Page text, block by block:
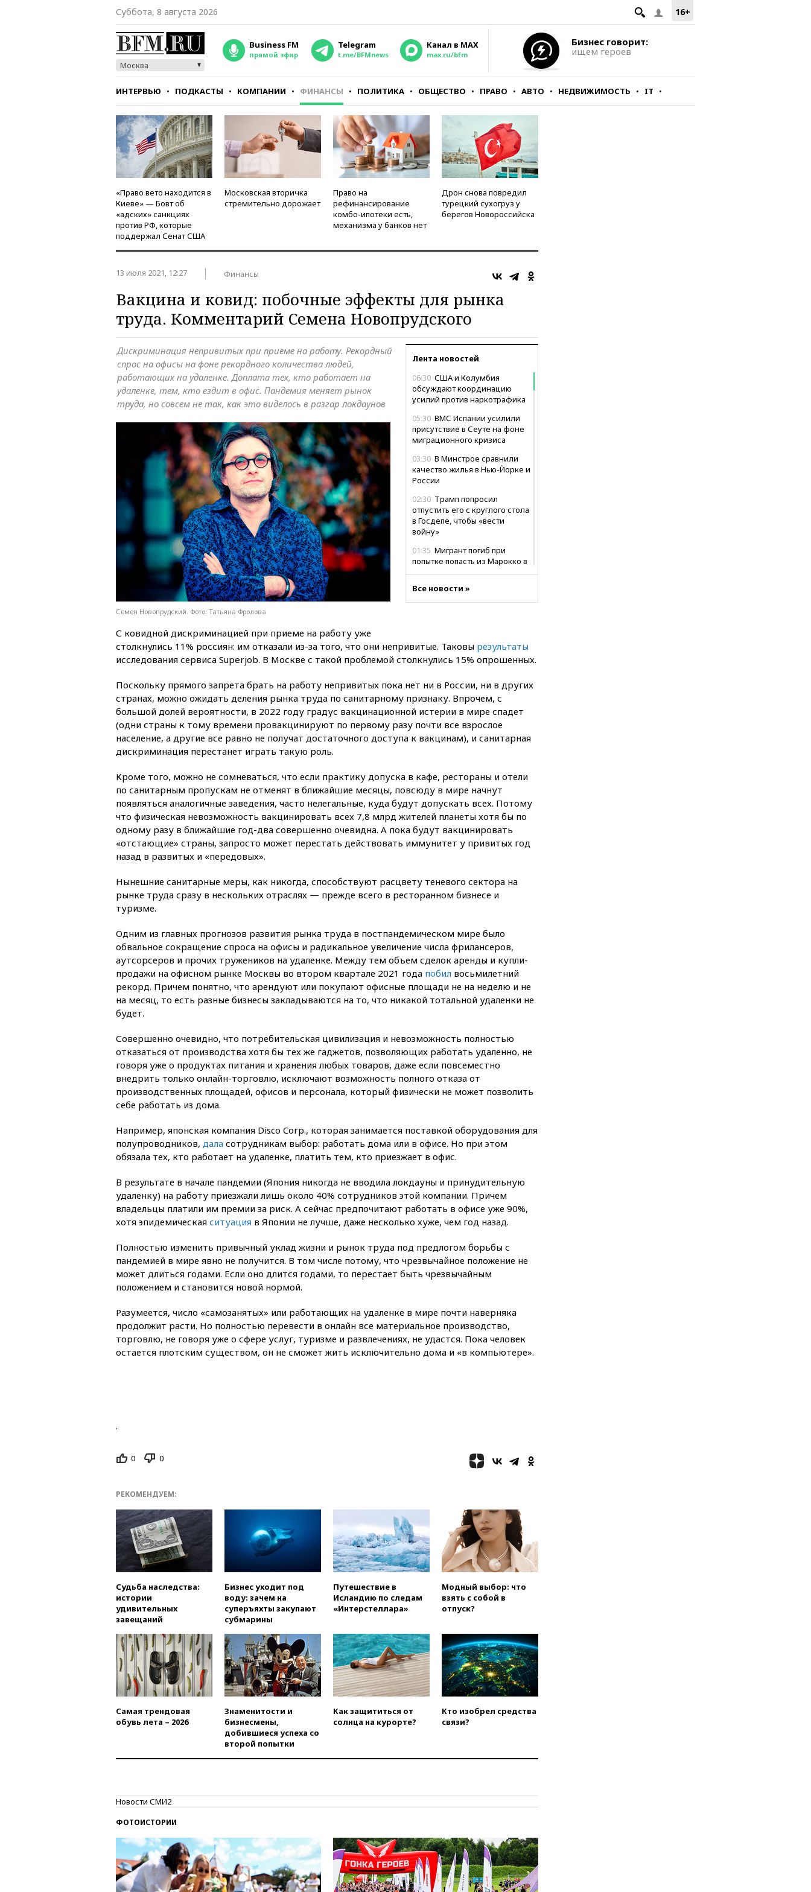
16+
Суббота, 8 августа 2026
Москва
Business FM
прямой эфир
Telegram
t.me/BFMnews
Канал в MAX
max.ru/bfm
Бизнес говорит:
ищем героев
ИНТЕРВЬЮ ПОДКАСТЫ КОМПАНИИ ФИНАНСЫ ПОЛИТИКА ОБЩЕСТВО ПРАВО АВТО НЕДВИЖИМОСТЬ IT
СТИЛЬ ТЕСТЫ
«Право вето находится в
Киеве» — Бовт об
«адских» санкциях
против РФ, которые
поддержал Сенат США
Московская вторичка
стремительно дорожает
Право на
рефинансирование
комбо-ипотеки есть,
механизма у банков нет
Дрон снова повредил
турецкий сухогруз у
берегов Новороссийска
13 июля 2021, 12:27 Финансы
Вакцина и ковид: побочные эффекты для рынка
труда. Комментарий Семена Новопрудского
Лента новостей
06:30 США и Колумбия
обсуждают координацию
усилий против наркотрафика
05:30 ВМС Испании усилили
присутствие в Сеуте на фоне
миграционного кризиса
03:30 В Минстрое сравнили
качество жилья в Нью-Йорке и
России
02:30 Трамп попросил
отпустить его с круглого стола
в Госдепе, чтобы «вести
войну»
01:35 Мигрант погиб при
попытке попасть из Марокко в
00:30 FT: ЕС не готов принять в
блок Украину из-за уровня
объяснил экономическую
выгоду безвизового режима с
ЕС
вчера, 22:59 На башню
ресторана «Армения» в
Москве вернут утраченную
скульптуру балерины
Литовец
протаранил погранпункт при
вчера, 22:28Бессент
анонсировал скорое
соглашение о прекращении
огня США и Ирана
вчера, 22:15
получили ножевые ранения
при нападении в Чехии
РЛС для Белгородской
области
использовании Starlink для
атак вглубь РФ
вчера, 21:35
После пожара на
складе в Брянске возбудили
уголовное дело
Лидеры сборной
Хорватии
вчера, 21:15
Пентагон
опубликовал 16 новых видео с
НЛО
вчера, 20:53Швыдкой:
«Интервидение» точно
пройдет в 2026 году
вчера, 20:45ПВО за день
сбила еще 75 украинских
беспилотников над Россией
вчера, 20:35Велосипедист
Белгородской области
вчера, 20:30 Лидию Невзорову
заочно арестовали по делу о
вчера, 20:20Суд США
постановил остановить
строительство бального зала в
Белом доме
ISU предоставил
Зеленский
впервые совершил
официальный визит в Сербию
вчера, 19:19
Россиянка
погибла во Французских
вчера, 19:00Открытое
горение на складе в Брянске
вчера, 18:55Минобороны
отчиталось об ударах по двум
украинским сухогрузам в
Черном море
вчера, 18:47Школьники из РФ
чемпионами на олимпиаде по
ИИ
атаковал турецкий сухогруз у
году более чем на четверть
вчера, 17:55Мужчина получил
ранения при атаке дрона на
Белгородскую область
Все новости »
Дискриминация непривитых при приеме на работу. Рекордный
спрос на офисы на фоне рекордного количества людей,
работающих на удаленке. Доплата тех, кто работает на
удаленке, тем, кто ездит в офис. Пандемия меняет рынок
труда, но совсем не так, как это виделось в разгар локдаунов
Семен Новопрудский. Фото: Татьяна Фролова
С ковидной дискриминацией при приеме на работу уже
столкнулись 11% россиян: им отказали из-за того, что они непривитые. Таковы результаты
исследования сервиса Superjob. В Москве с такой проблемой столкнулись 15% опрошенных.
Поскольку прямого запрета брать на работу непривитых пока нет ни в России, ни в других
странах, можно ожидать деления рынка труда по санитарному признаку. Впрочем, с
большой долей вероятности, в 2022 году градус вакцинационной истерии в мире спадет
(одни страны к тому времени провакцинируют по первому разу почти все взрослое
население, а другие все равно не получат достаточного доступа к вакцинам), и санитарная
дискриминация перестанет играть такую роль.
Кроме того, можно не сомневаться, что если практику допуска в кафе, рестораны и отели
по санитарным пропускам не отменят в ближайшие месяцы, повсюду в мире начнут
появляться аналогичные заведения, часто нелегальные, куда будут допускать всех. Потому
что физическая невозможность вакцинировать всех 7,8 млрд жителей планеты хотя бы по
одному разу в ближайшие год-два совершенно очевидна. А пока будут вакцинировать
«отстающие» страны, запросто может перестать действовать иммунитет у привитых год
назад в развитых и «передовых».
Нынешние санитарные меры, как никогда, способствуют расцвету теневого сектора на
рынке труда сразу в нескольких отраслях — прежде всего в ресторанном бизнесе и
туризме.
Одним из главных прогнозов развития рынка труда в постпандемическом мире было
обвальное сокращение спроса на офисы и радикальное увеличение числа фрилансеров,
аутсорсеров и прочих тружеников на удаленке. Между тем объем сделок аренды и купли-
продажи на офисном рынке Москвы во втором квартале 2021 года побил восьмилетний
рекорд. Причем понятно, что арендуют или покупают офисные площади не на неделю и не
на месяц, то есть разные бизнесы закладываются на то, что никакой тотальной удаленки не
будет.
Совершенно очевидно, что потребительская цивилизация и невозможность полностью
отказаться от производства хотя бы тех же гаджетов, позволяющих работать удаленно, не
говоря уже о продуктах питания и хранения любых товаров, даже если повсеместно
внедрить только онлайн-торговлю, исключают возможность полного отказа от
производственных площадей, офисов и персонала, который физически не может позволить
себе работать из дома.
Например, японская компания Disco Corp., которая занимается поставкой оборудования для
полупроводников, дала сотрудникам выбор: работать дома или в офисе. Но при этом
обязала тех, кто работает на удаленке, платить тем, кто приезжает в офис.
В результате в начале пандемии (Япония никогда не вводила локдауны и принудительную
удаленку) на работу приезжали лишь около 40% сотрудников этой компании. Причем
владельцы платили им премии за риск. А сейчас предпочитают работать в офисе уже 90%,
хотя эпидемическая ситуация в Японии не лучше, даже несколько хуже, чем год назад.
Полностью изменить привычный уклад жизни и рынок труда под предлогом борьбы с
пандемией в мире явно не получится. В том числе потому, что чрезвычайное положение не
может длиться годами. Если оно длится годами, то перестает быть чрезвычайным
положением и становится новой нормой.
Разумеется, число «самозанятых» или работающих на удаленке в мире почти наверняка
продолжит расти. Но полностью перевести в онлайн все материальное производство,
торговлю, не говоря уже о сфере услуг, туризме и развлечениях, не удастся. Пока человек
остается плотским существом, он не сможет жить исключительно дома и «в компьютере».
.
0 0
РЕКОМЕНДУЕМ:
Судьба наследства:
истории
удивительных
завещаний
Бизнес уходит под
воду: зачем на
суперъяхты закупают
субмарины
Путешествие в
Исландию по следам
«Интерстеллара»
Модный выбор: что
взять с собой в
отпуск?
Самая трендовая
обувь лета – 2026
Знаменитости и
бизнесмены,
добившиеся успеха со
второй попытки
Как защититься от
солнца на курорте?
Кто изобрел средства
связи?
Новости СМИ2
ФОТОИСТОРИИ